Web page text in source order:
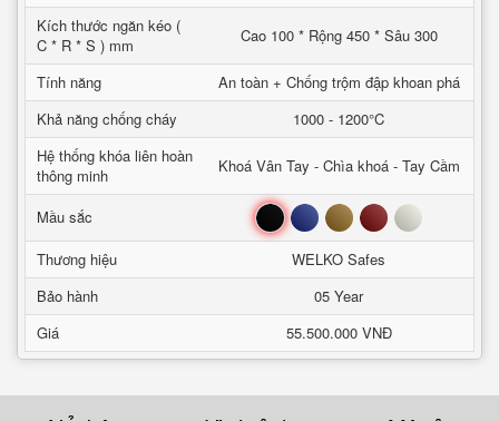
Kích thước ngăn kéo (
C * R * S ) mm
Cao 100 * Rộng 450 * Sâu 300
Tính năng
An toàn + Chống trộm đập khoan phá
Khả năng chống cháy
1000 - 1200°C
Hệ thống khóa liên hoàn
thông minh
Khoá Vân Tay - Chìa khoá - Tay Cầm
Mầu sắc Đen Xanh Nâu Đỏ Trắng
Thương hiệu
WELKO Safes
Bảo hành
05 Year
Giá
55.500.000 VNĐ